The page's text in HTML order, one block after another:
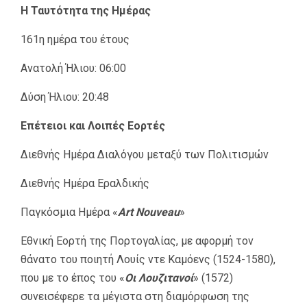
Η Ταυτότητα της Ημέρας
161η ημέρα του έτους
Ανατολή Ήλιου: 06:00
Δύση Ήλιου: 20:48
Επέτειοι και Λοιπές Εορτές
Διεθνής Ημέρα Διαλόγου μεταξύ των Πολιτισμών
Διεθνής Ημέρα Εραλδικής
Παγκόσμια Ημέρα «Art Nouveau»
Εθνική Εορτή της Πορτογαλίας, με αφορμή τον
θάνατο του ποιητή Λουίς ντε Καμόενς (1524-1580),
που με το έπος του «Οι Λουζιτανοί» (1572)
συνεισέφερε τα μέγιστα στη διαμόρφωση της